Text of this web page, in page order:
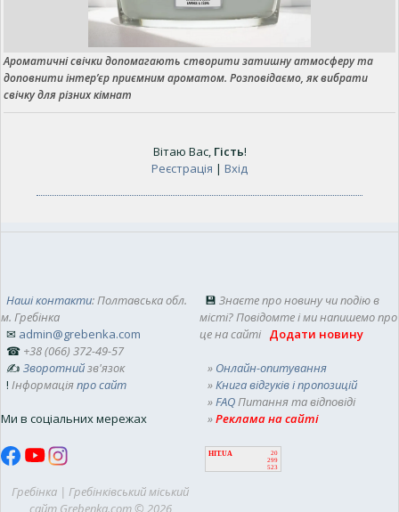
Ароматичні свічки допомагають створити затишну атмосферу та
доповнити інтер’єр приємним ароматом. Розповідаємо, як вибрати
свічку для різних кімнат
Вітаю Вас, Гість!
Реєстрація | Вхід
Наші контакти: Полтавська обл.
м. Гребінка
✉ admin@grebenka.com
☎ +38 (066) 372-49-57
✍ Зворотний зв'язок
! Інформаціяпро сайт
Ми в соціальних мережах
Гребінка | Гребінківський міський
сайт Grebenka.com © 2026
💾 Знаєте про новину чи подію в
місті? Повідомте і ми напишемо про
це на сайті Додати новину
» Онлайн-опитування
» Книга відгуків і пропозицій
» FAQ Питання та відповіді
»Реклама на сайті
HIT.UA
20
299
523